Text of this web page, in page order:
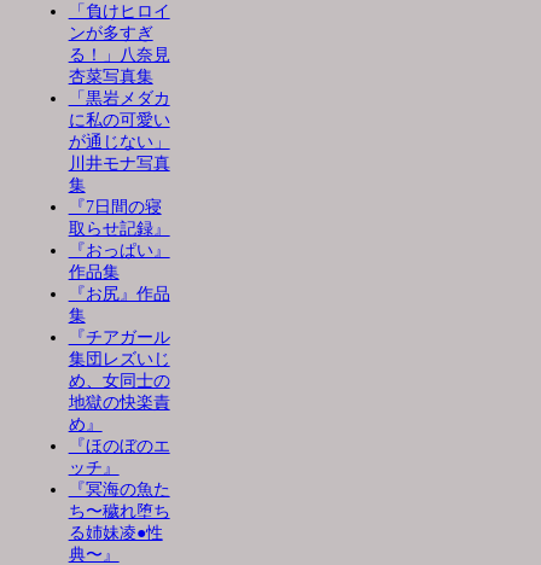
「負けヒロイ
ンが多すぎ
る！」八奈見
杏菜写真集
「黒岩メダカ
に私の可愛い
が通じない」
川井モナ写真
集
『7日間の寝
取らせ記録』
『おっぱい』
作品集
『お尻』作品
集
『チアガール
集団レズいじ
め、女同士の
地獄の快楽責
め』
『ほのぼのエ
ッチ』
『冥海の魚た
ち〜穢れ堕ち
る姉妹凌●性
典〜』